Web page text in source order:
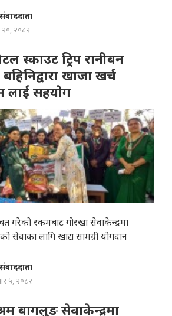
२०, २०८२
स्काउट ट्रिप रानीबन
खाजा खर्च
लाई सहयाेग
गरेको रकमबाट गोरखा सेवाकेन्द्रमा
सेवाका लागि खाद्य सामग्री योगदान
५, २०८२
बागलुङ सेवाकेन्द्रमा